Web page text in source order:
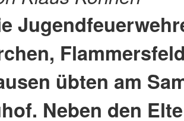
übten am
Neben den